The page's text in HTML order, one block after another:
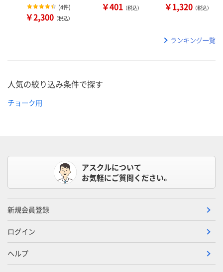
(4件)
￥2,300 （税込）
￥401 （税込） ￥1,320 （税込）
ランキング一覧
人気の絞り込み条件で探す
チョーク用
アスクルについて
お気軽にご質問ください。
新規会員登録
ログイン
ヘルプ